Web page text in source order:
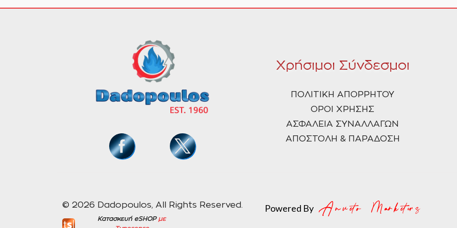
Χρήσιμοι Σύνδεσμοι
ΠΟΛΙΤΙΚΗ ΑΠΟΡΡΗΤΟΥ
ΟΡΟΙ ΧΡΗΣΗΣ
ΑΣΦΑΛΕΙΑ ΣΥΝΑΛΛΑΓΩΝ
ΑΠΟΣΤΟΛΗ & ΠΑΡΑΔΟΣΗ
© 2026 Dadopoulos, All Rights Reserved.
Κατασκευή eSHOPμε
Powered By